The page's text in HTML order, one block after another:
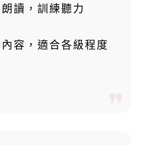
讀，訓練聽力
容，適合各級程度